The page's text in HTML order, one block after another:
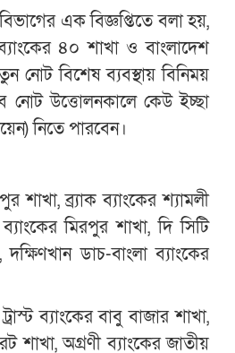
এক বিজ্ঞপ্তিতে বলা হয়,
৪০ শাখা ও বাংলাদেশ
নোট বিশেষ ব্যবস্থায় বিনিময়
নোট উত্তোলনকালে কেউ ইচ্ছা
নিতে পারবেন।
শাখা, ব্র্যাক ব্যাংকের শ্যামলী
মিরপুর শাখা, দি সিটি
ডাচ-বাংলা ব্যাংকের
ব্যাংকের বাবু বাজার শাখা,
শাখা, অগ্রণী ব্যাংকের জাতীয়